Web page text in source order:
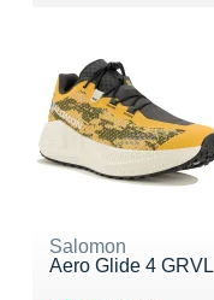
Salomon
Aero Glide 4 GRVL